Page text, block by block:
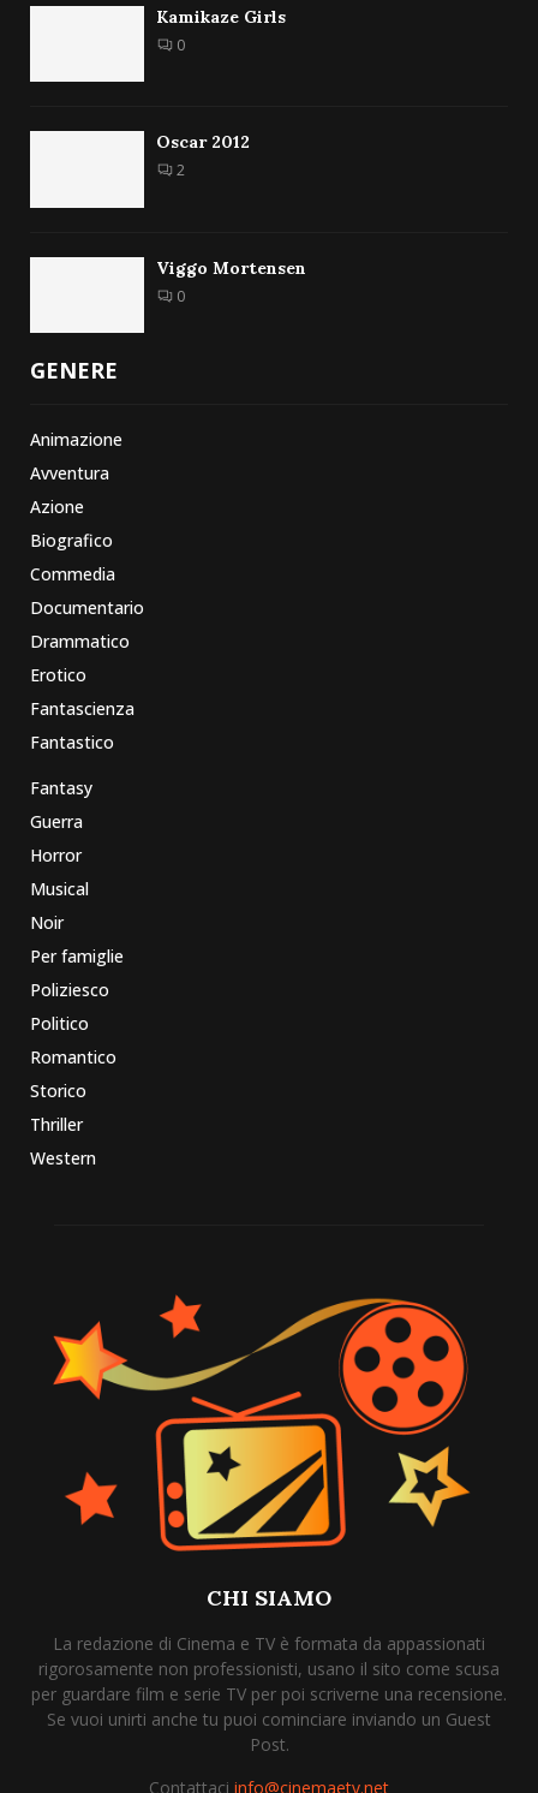
Kamikaze Girls
0
Oscar 2012
2
Viggo Mortensen
0
GENERE
Animazione
Avventura
Azione
Biografico
Commedia
Documentario
Drammatico
Erotico
Fantascienza
Fantastico
Fantasy
Guerra
Horror
Musical
Noir
Per famiglie
Poliziesco
Politico
Romantico
Storico
Thriller
Western
CHI SIAMO
La redazione di Cinema e TV è formata da appassionati
rigorosamente non professionisti, usano il sito come scusa
per guardare film e serie TV per poi scriverne una recensione.
Se vuoi unirti anche tu puoi cominciare inviando un Guest
Post.
Contattaci info@cinemaetv.net